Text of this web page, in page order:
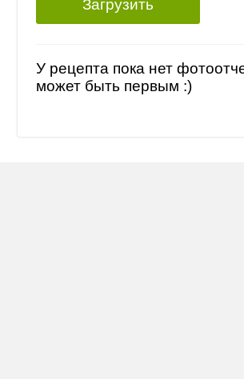
Загрузить
У рецепта пока нет
может быть первым :)